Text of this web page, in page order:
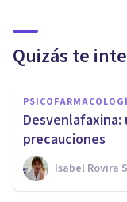
Quizás te
precauciones
Isabel Rovira